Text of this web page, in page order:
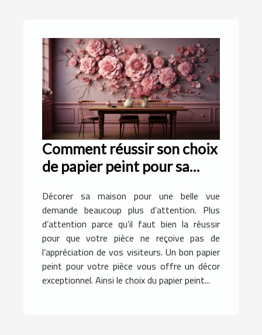
Comment réussir son choix
de papier peint pour sa
Décorer sa maison pour une belle vue
demande beaucoup plus d’attention. Plus
d’attention parce qu’il faut bien la réussir
pour que votre pièce ne reçoive pas de
l’appréciation de vos visiteurs. Un bon papier
peint pour votre pièce vous offre un décor
exceptionnel. Ainsi le choix du papier peint...